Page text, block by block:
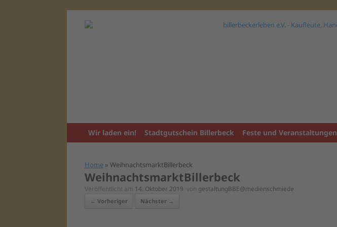
Wir laden ein! Stadtgutschein Billerbeck Feste und Veranstaltungen
Home » WeihnachtsmarktBillerbeck
WeihnachtsmarktBillerbeck
Veröffentlicht am 14. Oktober 2019 von gestaltungBBE@medienschmiede
← Vorheriger Nächster →